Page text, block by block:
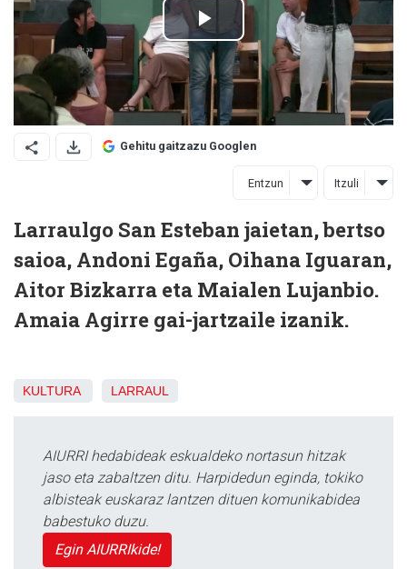
Gehitu gaitzazu Googlen
Entzun Itzuli
Larraulgo San Esteban jaietan, bertso
saioa, Andoni Egaña, Oihana Iguaran,
Aitor Bizkarra eta Maialen Lujanbio.
Amaia Agirre gai-jartzaile izanik.
KULTURA LARRAUL
AIURRI hedabideak eskualdeko nortasun hitzak
jaso eta zabaltzen ditu. Harpidedun eginda, tokiko
albisteak euskaraz lantzen dituen komunikabidea
babestuko duzu.
Egin AIURRIkide!